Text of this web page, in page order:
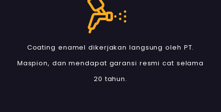
Coating enamel dikerjakan langsung oleh PT.
Maspion, dan mendapat garansi resmi cat selama
20 tahun.